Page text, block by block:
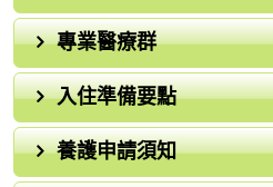
專業醫療群
入住準備要點
養護申請須知